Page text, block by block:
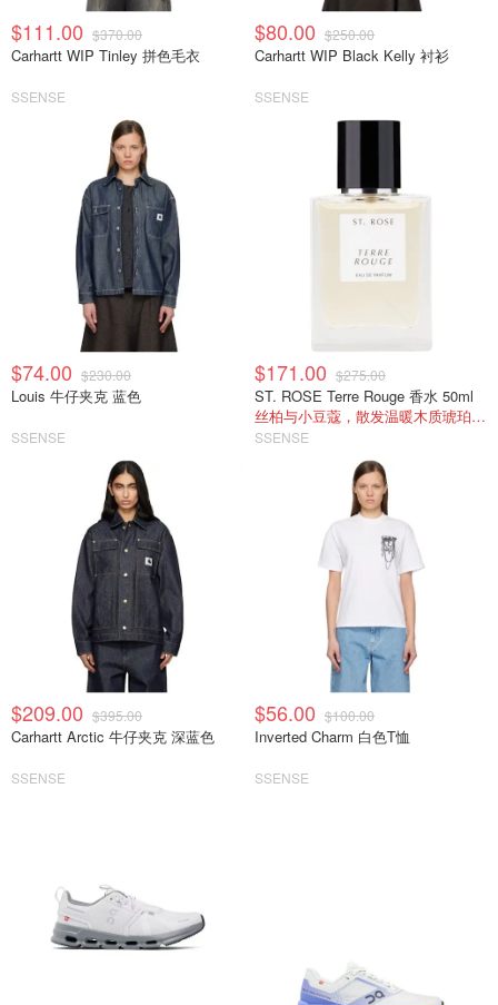
$111.00 $370.00
Carhartt WIP Tinley 拼色毛衣
SSENSE
$80.00 $250.00
Carhartt WIP Black Kelly 衬衫
SSENSE
$74.00 $230.00
Louis 牛仔夹克 蓝色
SSENSE
$171.00 $275.00
ST. ROSE Terre Rouge 香水 50ml
丝柏与小豆蔻，散发温暖木质琥珀香。
SSENSE
$209.00 $395.00
Carhartt Arctic 牛仔夹克 深蓝色
SSENSE
$56.00 $100.00
Inverted Charm 白色T恤
SSENSE